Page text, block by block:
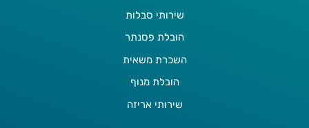
שירותי סבלות
הובלת פסנתר
השכרת משאית
הובלת מנוף
שירותי אריזה